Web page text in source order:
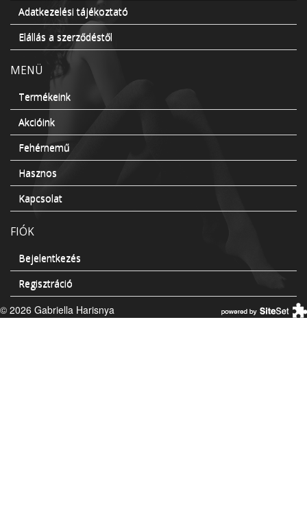
Adatkezelési tájékoztató
Elállás a szerződéstől
MENÜ
Termékeink
Akcióink
Fehérnemű
Hasznos
Kapcsolat
FIÓK
Bejelentkezés
Regisztráció
© 2026 Gabriella Harisnya